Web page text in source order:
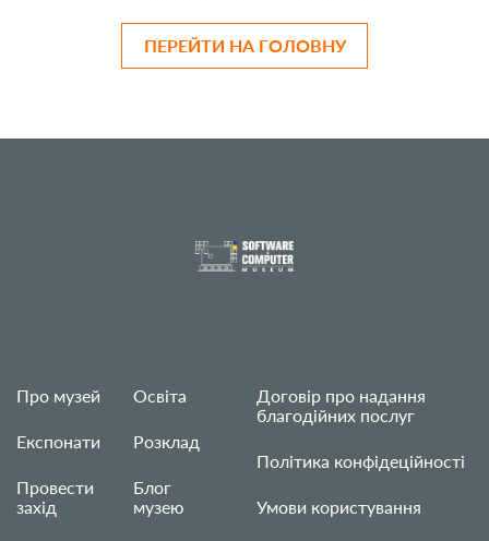
ПЕРЕЙТИ НА ГОЛОВНУ
Про музей
Експонати
Провести
захід
Освіта
Розклад
Блог
музею
Договір про надання
благодійних послуг
Політика конфідеційності
Умови користування